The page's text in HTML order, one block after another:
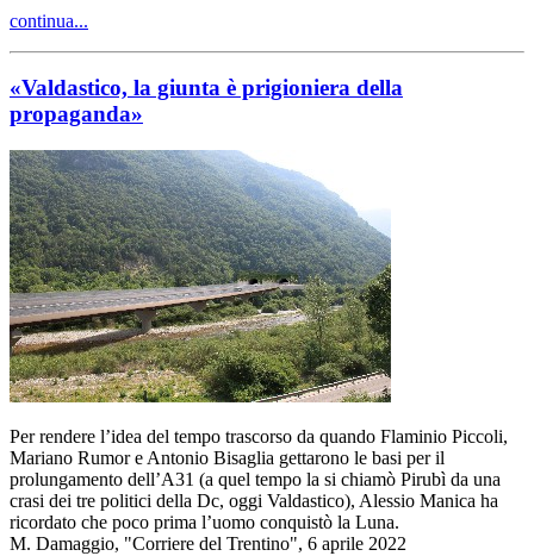
continua...
«Valdastico, la giunta è prigioniera della
propaganda»
Per rendere l’idea del tempo trascorso da quando Flaminio Piccoli,
Mariano Rumor e Antonio Bisaglia gettarono le basi per il
prolungamento dell’A31 (a quel tempo la si chiamò Pirubì da una
crasi dei tre politici della Dc, oggi Valdastico), Alessio Manica ha
ricordato che poco prima l’uomo conquistò la Luna.
M. Damaggio, "Corriere del Trentino", 6 aprile 2022